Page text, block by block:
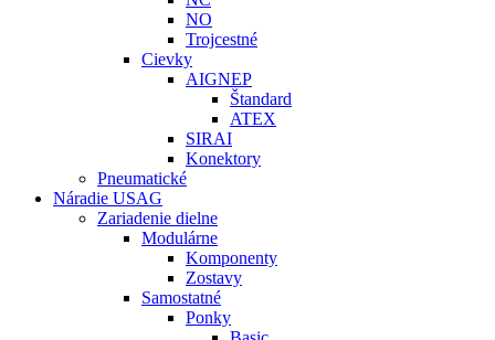
NO
Trojcestné
Cievky
AIGNEP
Štandard
ATEX
SIRAI
Konektory
Pneumatické
Náradie USAG
Zariadenie dielne
Modulárne
Komponenty
Zostavy
Samostatné
Ponky